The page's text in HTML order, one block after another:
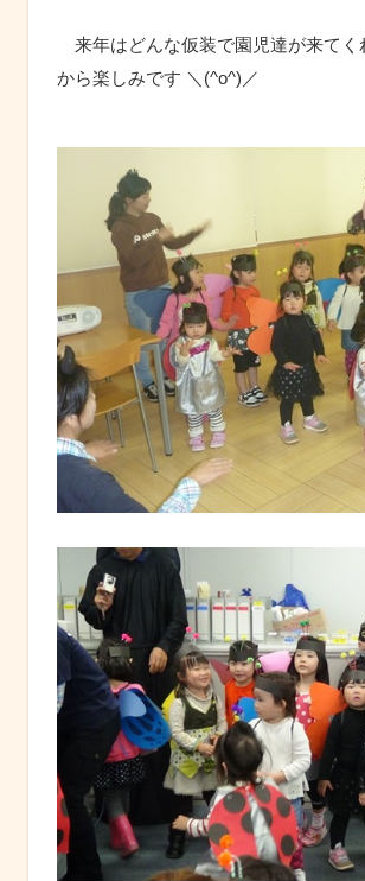
来年はどんな仮装で園児達が来てく
から楽しみです ＼(^o^)／